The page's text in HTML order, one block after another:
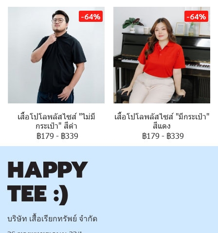
-64%
เสื้อโปโลพลัสไซส์ "ไม่มี
กระเป๋า" สีดำ
฿179 - ฿339
-64%
เสื้อโปโลพลัสไซส์ "มีกระเป๋า"
สีแดง
฿179 - ฿339
บริษัท เสื้อเรียกทรัพย์ จำกัด